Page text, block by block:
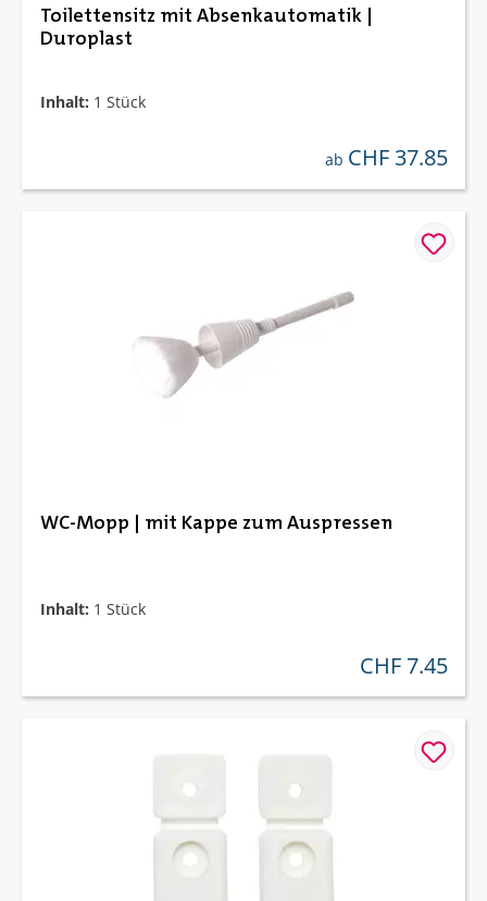
Toilettensitz mit Absenkautomatik |
Duroplast
Inhalt: 1 Stück
regulärer preis:
ab CHF 37.85
WC-Mopp | mit Kappe zum Auspressen
Inhalt: 1 Stück
regulärer preis:
CHF 7.45